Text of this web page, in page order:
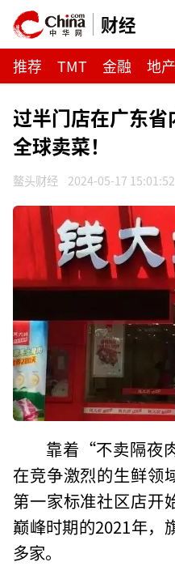
财经
推荐 TMT 金融 地产
过半门店在广东
全球卖菜！
鳌头财经 2024-05-17 15:01:52
靠着“不卖隔夜
在竞争激烈的生鲜领
第一家标准社区店开
巅峰时期的2021年，
多家。